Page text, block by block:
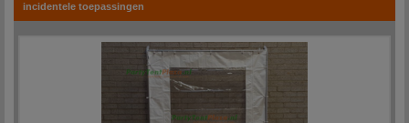
incidentele toepassingen